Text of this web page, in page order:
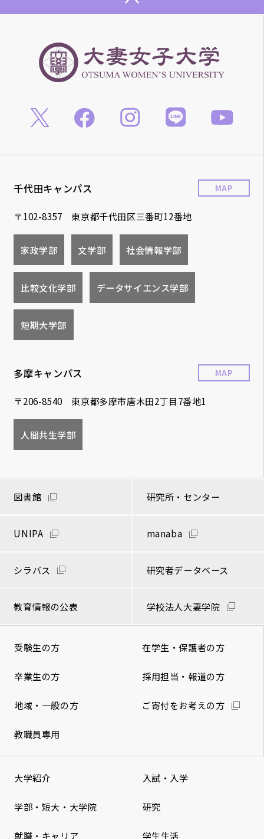
千代田キャンパス
〒102-8357 東京都千代田区三番町12番地
MAP
家政学部 文学部 社会情報学部
比較文化学部 データサイエンス学部
短期大学部
多摩キャンパス
〒206-8540 東京都多摩市唐木田2丁目7番地1
MAP
人間共生学部
図書館 研究所・センター
UNIPA manaba
シラバス 研究者データベース
教育情報の公表 学校法人大妻学院
受験生の方 在学生・保護者の方
卒業生の方 採用担当・報道の方
地域・一般の方 ご寄付をお考えの方
教職員専用
大学紹介 入試・入学
学部・短大・大学院 研究
就職・キャリア 学生生活